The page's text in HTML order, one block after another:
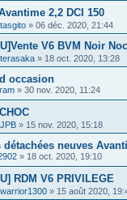
2,2 DCI 150
tasgito » 06 déc. 2020, 21:44
V6 BVM Noir
terasaka » 18 oct. 2020, 13:28
occasion
» 30 nov. 2020, 11:24
JPB » 15 nov. 2020, 15:18
détachées neuves
» 18 oct. 2020, 19:10
RDM V6 PRIVILEGE
warrior1300 » 15 août 2020,